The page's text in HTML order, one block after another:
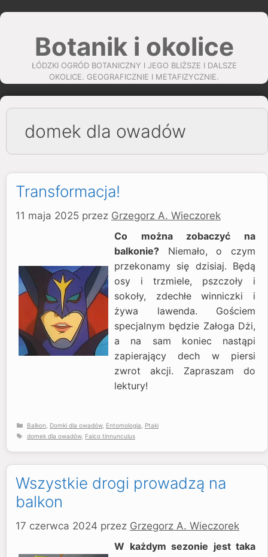
Przejdź
Botanik i okolice
ŁÓDZKI OGRÓD BOTANICZNY I JEGO BLIŻSZE I DALSZE
OKOLICE. GEOGRAFICZNIE I METAFIZYCZNIE.
domek dla owadów
Transformacja!
11 maja 2025 przez Grzegorz A. Wieczorek
Co można zobaczyć na
balkonie? Niemało, o czym
przekonamy się dzisiaj. Będą
osy i trzmiele, pszczoły i
sokoły, zdechłe winniczki i
żywa lawenda. Gościem
specjalnym będzie Załoga Dżi,
a na sam koniec nastąpi
zapierający dech w piersi
zwrot akcji. Zapraszam do
lektury!
Kategorie
Balkon Domki dla owadów, Entomologia
Ptaki
Tagi
domek dla owadów, Falco tinnunculus
Wszystkie drogi prowadzą na
balkon
17 czerwca 2024 przez Grzegorz A. Wieczorek
W każdym sezonie jest taka